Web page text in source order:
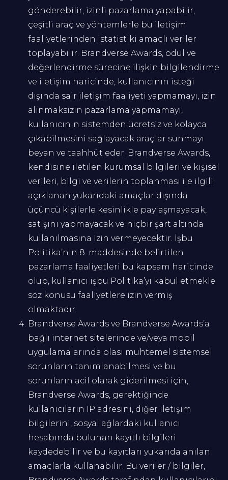
gönderebilir, izinli pazarlama yapabilir,
çeşitli araç ve yöntemlerle bu iletişim
faaliyetlerinden istatistiki amaçlı veriler
toplayabilir. Brandverse Awards, ödül ve
değerlendirme sürecine ilişkin bilgilendirme
ve iletişim haricinde, kullanıcının isteği
dışında sair iletişim faaliyeti yapmamayı, izin
alınmaksızın pazarlama yapmamayı,
kullanıcının sistemden ücretsiz ve kolayca
çıkabilmesini sağlayacak araçlar sunmayı
beyan ve taahhüt eder. Brandverse Awards,
kendisine iletilen kurumsal bilgileri ve kişisel
verileri, bilgi ve verilerin toplanması ile ilgili
açıklanan yukarıdaki amaçlar dışında
üçüncü kişilerle kesinlikle paylaşmayacak,
satışını yapmayacak ve hiçbir şart altında
kullanılmasına izin vermeyecektir. İşbu
Politika’nın 8. maddesinde belirtilen
pazarlama faaliyetleri bu kapsam haricinde
olup, kullanıcı işbu Politika’yı kabul etmekle
söz konusu faaliyetlere izin vermiş
olmaktadır.
Brandverse Awards ve Brandverse Awards’a
bağlı internet sitelerinde ve/veya mobil
uygulamalarında olası muhtemel sistemsel
sorunların tanımlanabilmesi ve bu
sorunların acil olarak giderilmesi için,
Brandverse Awards, gerektiğinde
kullanıcıların IP adresini, diğer iletişim
bilgilerini, sosyal ağlardaki kullanıcı
hesabında bulunan kayıtlı bilgileri
kaydedebilir ve bu kayıtları yukarıda anılan
amaçlarla kullanabilir. Bu veriler / bilgiler,